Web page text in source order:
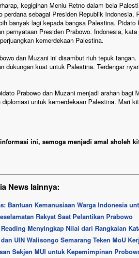
kegigihan Menlu Retno dalam bela
perdana sebagai Presiden Republik Indonesia,
banyak lagi kepada bangsa Palestina.
pernyataan Presiden Prabowo. Indonesia,
kemerdekaan Palestina.
dan Muzani ini disambut riuh tepuk
dukungan kuat untuk Palestina. Terdengar
Prabowo dan Muzani menjadi arahan bagi
diplomasi untuk kemerdekaan Palestina. Mari
ini, semoga menjadi amal sholeh
News lainnya:
Bantuan Kemanusiaan Warga Indonesia
Rakyat Saat Pelantikan Prabowo
Menyingkap Nilai dari Rangkaian
UIN Walisongo Semarang Teken MoU
Sekjen MUI untuk Kepemimpinan